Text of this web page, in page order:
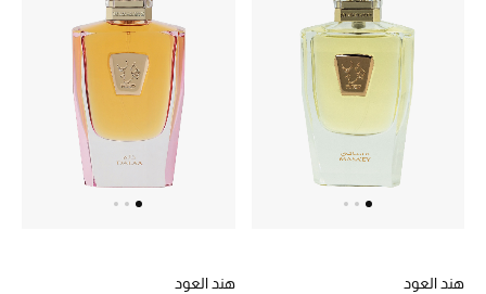
هند العود
هند العود